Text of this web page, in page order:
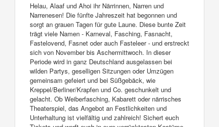
Helau, Alaaf und Ahoi ihr Närrinnen, Narren und
Narrenesen! Die fünfte Jahreszeit hat begonnen und
sorgt an grauen Tagen für gute Laune. Diese bunte Zeit
trägt viele Namen - Karneval, Fasching, Fasnacht,
Fastelovend, Fasnet oder auch Fasteleer - und erstreckt
sich von November bis Aschermittwoch. In dieser
Periode wird in ganz Deutschland ausgelassen bei
wilden Partys, geselligen Sitzungen oder Umzügen
gemeinsam gefeiert und bei Süßgebäck, wie
Kreppel/Berliner/Krapfen und Co. geschunkelt und
gelacht. Ob Weiberfasching, Kabarett oder närrisches
Theaterspiel, das Angebot an Festlichkeiten und
Unterhaltung ist vielfältig und zahlreich! Sichert euch